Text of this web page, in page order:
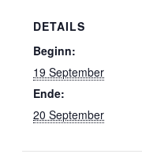
DETAILS
Beginn:
19 September
Ende:
20 September